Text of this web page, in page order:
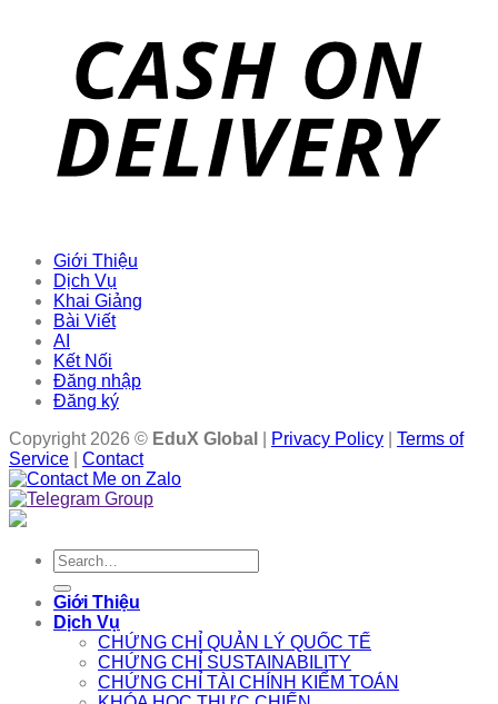
Giới Thiệu
Dịch Vụ
Khai Giảng
Bài Viết
AI
Kết Nối
Đăng nhập
Đăng ký
Copyright 2026 © EduX Global Privacy Policy
Terms of
Service
Contact
Search
for:
Giới Thiệu
Dịch Vụ
CHỨNG CHỈ QUẢN LÝ QUỐC TẾ
CHỨNG CHỈ SUSTAINABILITY
CHỨNG CHỈ TÀI CHÍNH KIỂM TOÁN